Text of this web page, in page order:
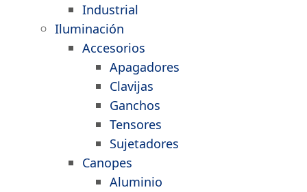
Industrial
Iluminación
Accesorios
Apagadores
Clavijas
Ganchos
Tensores
Sujetadores
Canopes
Aluminio